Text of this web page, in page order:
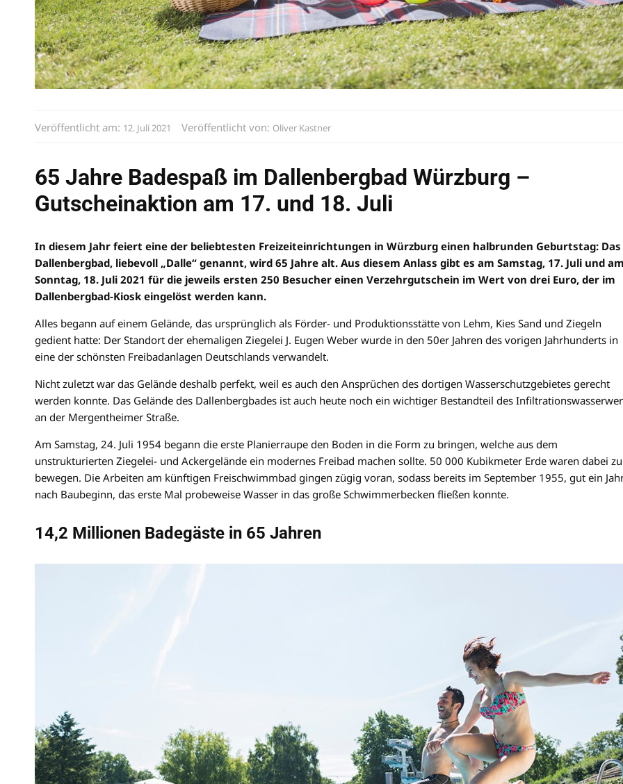
Veröffentlicht am: 12. Juli 2021 Veröffentlicht von: Oliver Kastner
65 Jahre Badespaß im Dallenbergbad Würzburg –
Gutscheinaktion am 17. und 18. Juli
In diesem Jahr feiert eine der beliebtesten Freizeiteinrichtungen in Würzburg einen halbrunden Geburtstag: Das
Dallenbergbad, liebevoll „Dalle“ genannt, wird 65 Jahre alt. Aus diesem Anlass gibt es am Samstag, 17. Juli und am
Sonntag, 18. Juli 2021 für die jeweils ersten 250 Besucher einen Verzehrgutschein im Wert von drei Euro, der im
Dallenbergbad-Kiosk eingelöst werden kann.
Alles begann auf einem Gelände, das ursprünglich als Förder- und Produktionsstätte von Lehm, Kies Sand und Ziegeln
gedient hatte: Der Standort der ehemaligen Ziegelei J. Eugen Weber wurde in den 50er Jahren des vorigen Jahrhunderts in
eine der schönsten Freibadanlagen Deutschlands verwandelt.
Nicht zuletzt war das Gelände deshalb perfekt, weil es auch den Ansprüchen des dortigen Wasserschutzgebietes gerecht
werden konnte. Das Gelände des Dallenbergbades ist auch heute noch ein wichtiger Bestandteil des
an der Mergentheimer Straße.
Am Samstag, 24. Juli 1954 begann die erste Planierraupe den Boden in die Form zu bringen, welche aus dem
unstrukturierten Ziegelei- und Ackergelände ein modernes Freibad machen sollte. 50 000 Kubikmeter Erde waren dabei zu
bewegen. Die Arbeiten am künftigen Freischwimmbad gingen zügig voran, sodass bereits im September 1955, gut ein
nach Baubeginn, das erste Mal probeweise Wasser in das große Schwimmerbecken fließen konnte.
14,2 Millionen Badegäste in 65 Jahren